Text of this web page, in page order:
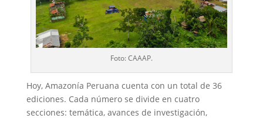
Foto: CAAAP.
Hoy, Amazonía Peruana cuenta con un total de 36
ediciones. Cada número se divide en cuatro
secciones: temática, avances de investigación,